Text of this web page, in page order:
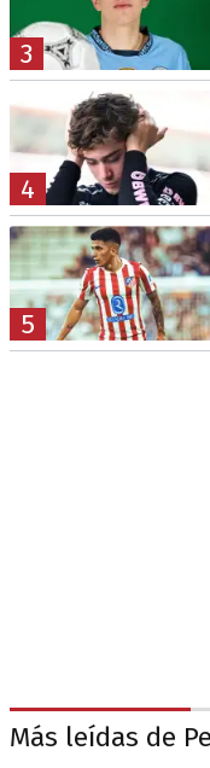
3
4
5
Más leídas de